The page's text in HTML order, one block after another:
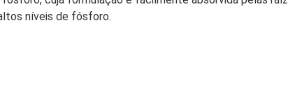
níveis de fósforo.